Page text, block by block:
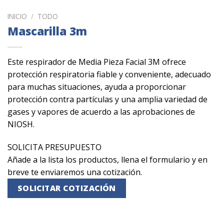
INICIO / TODO
Mascarilla 3m
Este respirador de Media Pieza Facial 3M ofrece
protección respiratoria fiable y conveniente, adecuado
para muchas situaciones, ayuda a proporcionar
protección contra partículas y una amplia variedad de
gases y vapores de acuerdo a las aprobaciones de
NIOSH.
SOLICITA PRESUPUESTO
Añade a la lista los productos, llena el formulario y en
breve te enviaremos una cotización.
SOLICITAR COTIZACIÓN